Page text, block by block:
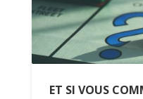
ET SI VOUS